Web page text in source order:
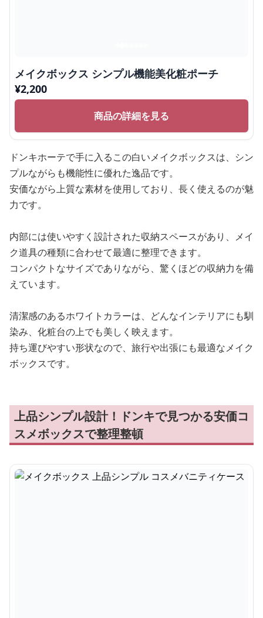
メイクボックス シンプル機能美化粧ポーチ
¥2,200
商品の詳細を見る
ドンキホーテで手に入るこの白いメイクボックスは、シン
プルながらも機能性に優れた逸品です。
安価ながら上質な素材を使用しており、長く使えるのが魅
力です。
内部には使いやすく設計された収納スペースがあり、メイ
ク道具の種類に合わせて最適に整理できます。
コンパクトなサイズでありながら、驚くほどの収納力を備
えています。
清潔感のあるホワイトカラーは、どんなインテリアにも馴
染み、化粧台の上でも美しく映えます。
持ち運びやすい形状なので、旅行や出張にも最適なメイク
ボックスです。
上品シンプル設計！ドンキで見つかる安価コ
スメボックスで整理整頓